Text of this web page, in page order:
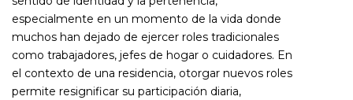
especialmente en un momento de la vida donde
muchos han dejado de ejercer roles tradicionales
como trabajadores, jefes de hogar o cuidadores. En
el contexto de una residencia, otorgar nuevos roles
permite resignificar su participación diaria,